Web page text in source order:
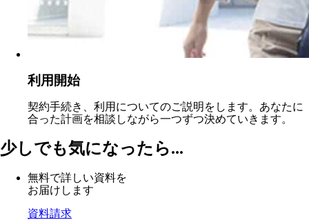
利用開始
契約手続き、利用についてのご説明をします。あなたに
合った計画を相談しながら一つずつ決めていきます。
少しでも気になったら...
無料で詳しい資料を
お届けします
資料請求